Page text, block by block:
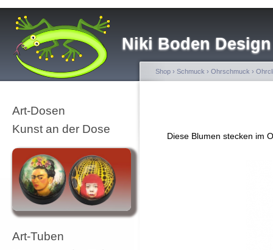
Niki Boden Design
Art-Dosen
Kunst an der Dose
Art-Tuben
Shop › Schmuck › Ohrschmuck ›
Diese Blumen stecken im